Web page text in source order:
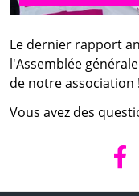
Le dernier rapport
l'Assemblée
de notre association !
Vous avez des